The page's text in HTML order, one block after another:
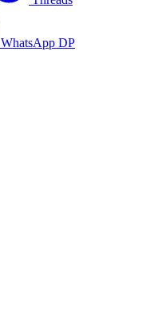
WhatsApp DP